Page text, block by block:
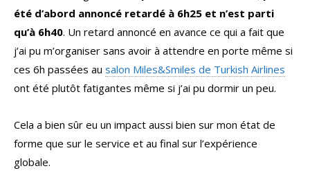
été d’abord annoncé retardé à 6h25 et n’est parti
qu’à 6h40. Un retard annoncé en avance ce qui a fait que
j’ai pu m’organiser sans avoir à attendre en porte même si
ces 6h passées au salon Miles&Smiles de Turkish Airlines
ont été plutôt fatigantes même si j’ai pu dormir un peu.
Cela a bien sûr eu un impact aussi bien sur mon état de
forme que sur le service et au final sur l’expérience
globale.